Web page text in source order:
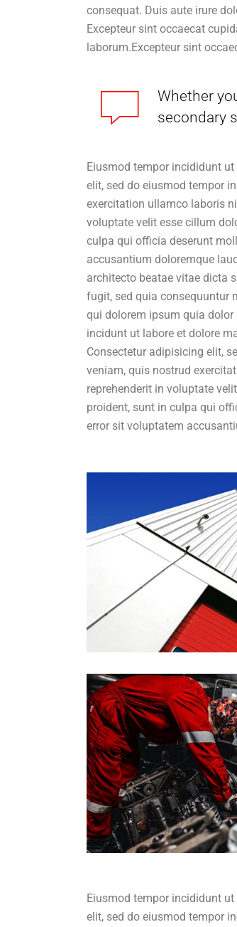
consequat. Duis aute irure
Excepteur sint occaecat
laborum.Excepteur sint
Whether
secondary
Eiusmod tempor incididunt
elit, sed do eiusmod tempor
exercitation ullamco laboris
voluptate velit esse cillum
culpa qui officia deserunt
accusantium doloremque
architecto beatae vitae dicta
fugit, sed quia consequuntur
qui dolorem ipsum quia
incidunt ut labore et dolore
Consectetur adipisicing elit,
veniam, quis nostrud
reprehenderit in voluptate
proident, sunt in culpa qui
error sit voluptatem
Eiusmod tempor incididunt
elit, sed do eiusmod tempor